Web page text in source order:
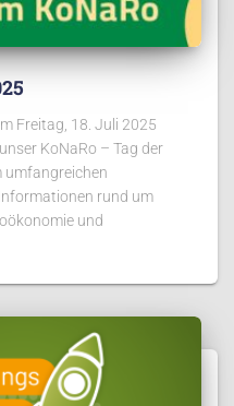
Freitag, 18. Juli 2025
KoNaRo – Tag der
umfangreichen
rund um
und